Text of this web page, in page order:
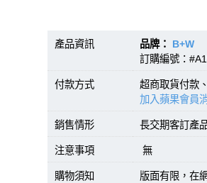
產品資訊 品牌： B+W
訂購編號：
付款方式 超商取貨付款
加入蘋果會員
銷售情形 長交期客訂產
注意事項 無
購物須知 版面有限，在